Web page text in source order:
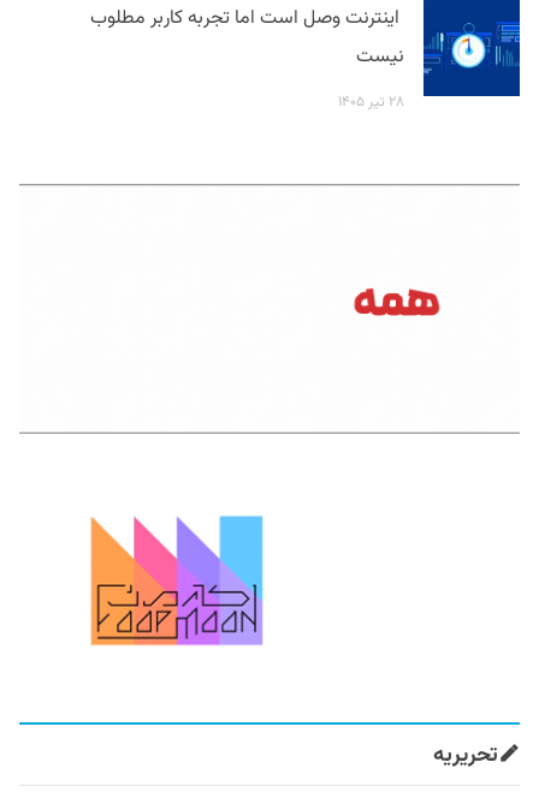
اینترنت وصل است اما تجربه کاربر مطلوب
نیست
۲۸ تیر ۱۴۰۵
تحریریه